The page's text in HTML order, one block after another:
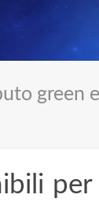
green e